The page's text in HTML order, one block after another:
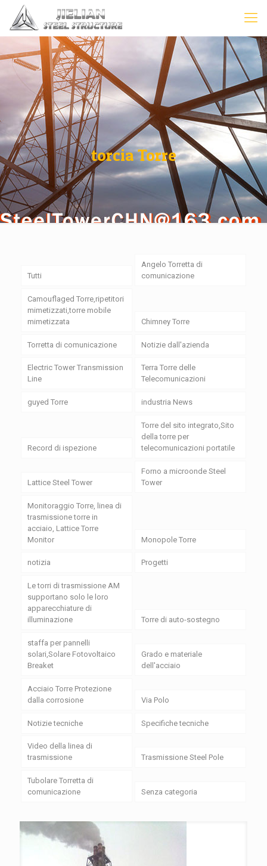
torcia Torre
Tutti
Angelo Torretta di
comunicazione
Camouflaged Torre,ripetitori
mimetizzati,torre mobile
mimetizzata
Chimney Torre
Torretta di comunicazione Notizie dall'azienda
Electric Tower Transmission
Line
Terra Torre delle
Telecomunicazioni
guyed Torre industria News
Record di ispezione
Torre del sito integrato,Sito
della torre per
telecomunicazioni portatile
Lattice Steel Tower
Forno a microonde Steel
Tower
Monitoraggio Torre, linea di
trasmissione torre in
acciaio, Lattice Torre
Monitor
Monopole Torre
notizia Progetti
Le torri di trasmissione AM
supportano solo le loro
apparecchiature di
illuminazione
Torre di auto-sostegno
staffa per pannelli
solari,Solare Fotovoltaico
Breaket
Grado e materiale
dell'acciaio
Acciaio Torre Protezione
dalla corrosione
Via Polo
Notizie tecniche Specifiche tecniche
Video della linea di
trasmissione
Trasmissione Steel Pole
Tubolare Torretta di
comunicazione
Senza categoria